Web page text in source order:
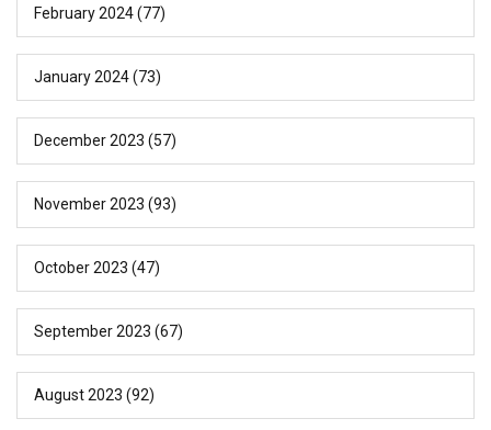
February 2024(77)
January 2024(73)
December 2023 (57)
November 2023 (93)
October 2023 (47)
September 2023 (67)
August 2023 (92)